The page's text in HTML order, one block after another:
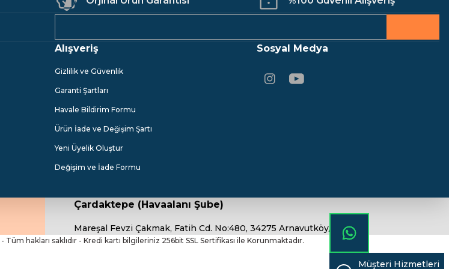
GönderAlışveriş
Gizlilik ve Güvenlik
Garanti Şartları
Havale Bildirim Formu
Ürün İade ve Değişim Şartı
Yeni Üyelik Oluştur
Değişim ve İade Formu
Sosyal Medya
Çardaktepe (Havaalanı Şube)
Mareşal Fevzi Çakmak, Fatih Cd. No:480, 34275 Arnavutköy/İstanbul
- Tüm hakları saklıdır - Kredi kartı bilgileriniz 256bit SSL Sertifikası ile Korunmaktadır.
Müşteri Hizmetleri